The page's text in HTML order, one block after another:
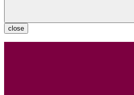
close